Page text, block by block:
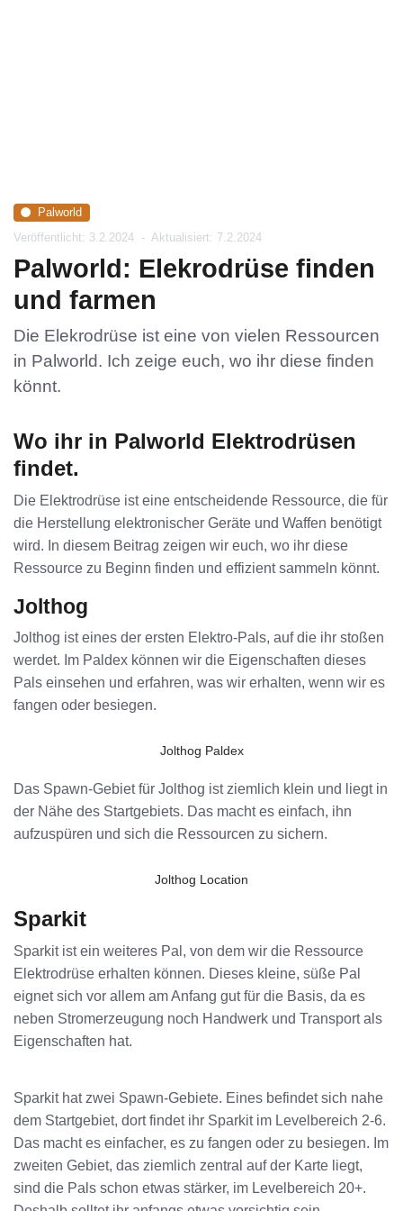
Palworld
Veröffentlicht: 3.2.2024 - Aktualisiert: 7.2.2024
Palworld: Elekrodrüse finden
und farmen
Die Elekrodrüse ist eine von vielen Ressourcen
in Palworld. Ich zeige euch, wo ihr diese finden
könnt.
Wo ihr in Palworld Elektrodrüsen
findet.
Die Elektrodrüse ist eine entscheidende Ressource, die für
die Herstellung elektronischer Geräte und Waffen benötigt
wird. In diesem Beitrag zeigen wir euch, wo ihr diese
Ressource zu Beginn finden und effizient sammeln könnt.
Jolthog
Jolthog ist eines der ersten Elektro-Pals, auf die ihr stoßen
werdet. Im Paldex können wir die Eigenschaften dieses
Pals einsehen und erfahren, was wir erhalten, wenn wir es
fangen oder besiegen.
Jolthog Paldex
Das Spawn-Gebiet für Jolthog ist ziemlich klein und liegt in
der Nähe des Startgebiets. Das macht es einfach, ihn
aufzuspüren und sich die Ressourcen zu sichern.
Jolthog Location
Sparkit
Sparkit ist ein weiteres Pal, von dem wir die Ressource
Elektrodrüse erhalten können. Dieses kleine, süße Pal
eignet sich vor allem am Anfang gut für die Basis, da es
neben Stromerzeugung noch Handwerk und Transport als
Eigenschaften hat.
Sparkit hat zwei Spawn-Gebiete. Eines befindet sich nahe
dem Startgebiet, dort findet ihr Sparkit im Levelbereich 2-6.
Das macht es einfacher, es zu fangen oder zu besiegen. Im
zweiten Gebiet, das ziemlich zentral auf der Karte liegt,
sind die Pals schon etwas stärker, im Levelbereich 20+.